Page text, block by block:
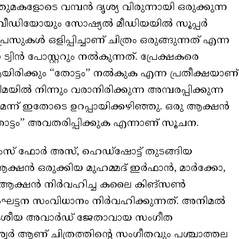
വമ്പൻ ദൃശ്യ വിരുന്നായി ഒരുക്കുന്ന
സോഷ്യൽ മീഡിയയിൽ സൂപ്പർ
ഒളിപ്പിച്ചാണ് ചിത്രം ഒരുങ്ങുന്നത് എന്ന
പോസ്റ്ററും നൽകുന്നത്. പ്രേക്ഷകരെ
“തോട്ടം” നൽകുക എന്ന പ്രതീക്ഷയാണ്
നിന്നും വരാനിരിക്കുന്ന അമ്പരപ്പിക്കുന്ന
ഇതോടെ ഉറപ്പായിക്കഴിഞ്ഞു. ഒരു ആക്ഷൻ
അവതരിപ്പിക്കുക എന്നാണ് സൂചന.
ഫോർ അസ്, ഹെഡ്ഷോട്ട് തുടങ്ങിയ
ആക്ഷൻ ഒരുക്കിയ മുഹമ്മദ് ഇർഫാൻ, മാർക്കോ,
ആക്ഷൻ നിർവഹിച്ച കലൈ കിങ്സൺ
സംവിധാനം നിർവഹിക്കുന്നത്. അനിമൽ
അവാർഡ് ജേതാവായ സംഗീത
ആണ് ചിത്രത്തിന്റെ സംഗീതവും പശ്ചാത്തല